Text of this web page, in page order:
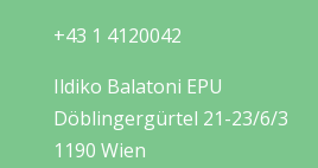
+43 1 4120042
Ildiko Balatoni EPU
Döblingergürtel 21-23/6/3
1190 Wien